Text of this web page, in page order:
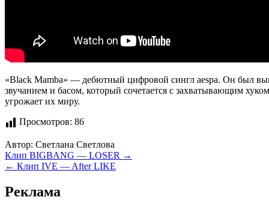
«Black Mamba» — дебютный цифровой сингл aespa. Он был
звучанием и басом, который сочетается с захватывающим
угрожает их миру.
Просмотров: 86
Автор: Светлана Светлова
Навигация
по
записям
Клип BIGBANG — LOSER →
← Клип IVE — After LIKE
Реклама